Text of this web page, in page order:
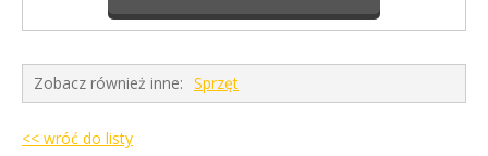
Zobacz również inne: Sprzęt
<< wróć do listy